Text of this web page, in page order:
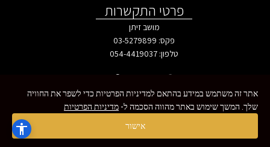
פרטי התקשרות
מושב זיתן
פקס: 03-5279899
טלפון: 054-4419037
כל הזכויות שמורות - MoreVision ©
אתר זה משתמש במידע בהתאם למדיניות הפרטיות כדי לשפר את החוויה
שלך. המשך שימוש באתר מהווה הסכמה ל- מדיניות הפרטיות
אישור
Open chaty